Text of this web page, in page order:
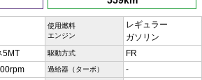
使用燃料
エンジン
レギュラー
ガソリン
5MT 駆動方式 FR
過給器（ターボ） -